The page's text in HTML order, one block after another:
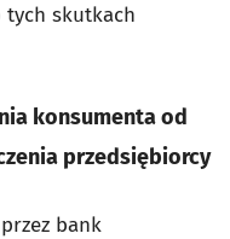
skutkach
konsumenta od
przedsiębiorcy
przez bank